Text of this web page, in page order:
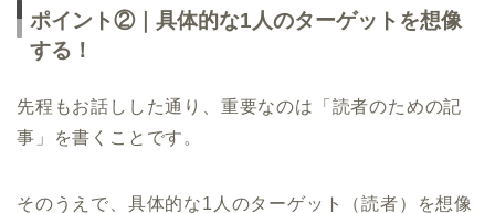
ポイント②｜具体的な1人のターゲットを想像
する！
先程もお話しした通り、重要なのは「読者のための記
事」を書くことです。
そのうえで、具体的な1人のターゲット（読者）を想像